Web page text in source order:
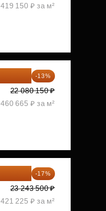
419 150 ₽ за м²
-13%
22 080 150 ₽
460 665 ₽ за м²
-17%
23 243 500 ₽
421 225 ₽ за м²